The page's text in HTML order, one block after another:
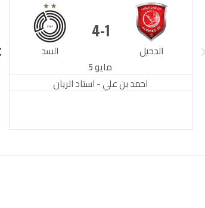
الدحيل
1
السد
4
مايو 5
احمد بن علي - استاد الريان